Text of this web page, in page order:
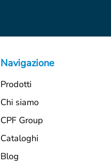
Navigazione
Prodotti
Chi siamo
CPF Group
Cataloghi
Blog